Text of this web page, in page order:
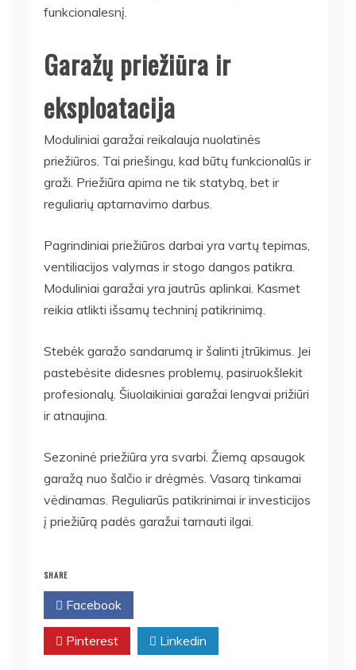
funkcionalesnį.
Garažų priežiūra ir
eksploatacija
Moduliniai garažai reikalauja nuolatinės
priežiūros. Tai priešingu, kad būtų funkcionalūs ir
graži. Priežiūra apima ne tik statybą, bet ir
reguliarių aptarnavimo darbus.
Pagrindiniai priežiūros darbai yra vartų tepimas,
ventiliacijos valymas ir stogo dangos patikra.
Moduliniai garažai yra jautrūs aplinkai. Kasmet
reikia atlikti išsamų techninį patikrinimą.
Stebėk garažo sandarumą ir šalinti įtrūkimus. Jei
pastebėsite didesnes problemų, pasiruokšlekit
profesionalų. Šiuolaikiniai garažai lengvai prižiūri
ir atnaujina.
Sezoninė priežiūra yra svarbi. Žiemą apsaugok
garažą nuo šalčio ir drėgmės. Vasarą tinkamai
vėdinamas. Reguliarūs patikrinimai ir investicijos
į priežiūrą padės garažui tarnauti ilgai.
SHARE
Facebook
Pinterest Linkedin